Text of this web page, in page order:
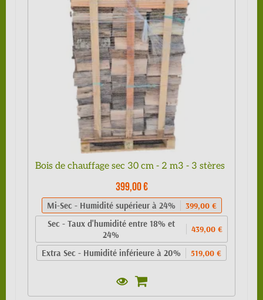
Bois de chauffage sec 30 cm - 2 m3 - 3 stères
399,00 €
Mi-Sec - Humidité supérieur à 24% 399,00 €
Sec - Taux d'humidité entre 18% et
24%
439,00 €
Extra Sec - Humidité inférieure à 20% 519,00 €